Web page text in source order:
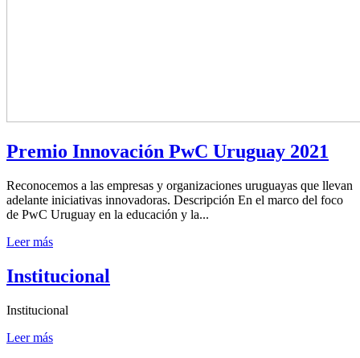
Premio Innovación PwC Uruguay 2021
Reconocemos a las empresas y organizaciones uruguayas que llevan
adelante iniciativas innovadoras. Descripción En el marco del foco
de PwC Uruguay en la educación y la...
Leer más
Institucional
Institucional
Leer más